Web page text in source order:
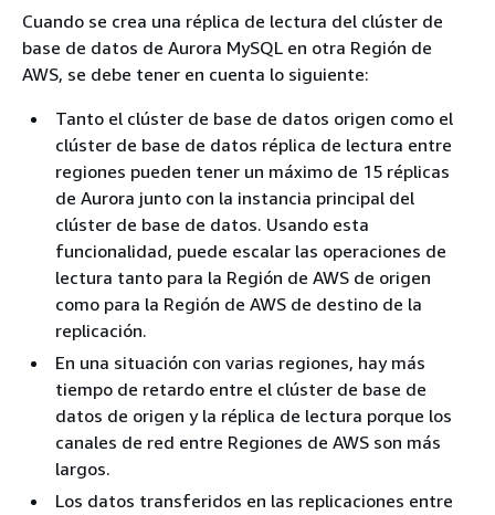
Cuando se crea una réplica de lectura del clúster de
base de datos de Aurora MySQL en otra Región de
AWS, se debe tener en cuenta lo siguiente:
Tanto el clúster de base de datos origen como el
clúster de base de datos réplica de lectura entre
regiones pueden tener un máximo de 15 réplicas
de Aurora junto con la instancia principal del
clúster de base de datos. Usando esta
funcionalidad, puede escalar las operaciones de
lectura tanto para la Región de AWS de origen
como para la Región de AWS de destino de la
replicación.
En una situación con varias regiones, hay más
tiempo de retardo entre el clúster de base de
datos de origen y la réplica de lectura porque los
canales de red entre Regiones de AWS son más
largos.
Los datos transferidos en las replicaciones entre